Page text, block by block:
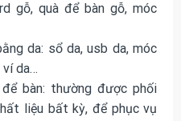
gỗ, quà để bàn gỗ, móc
da: sổ da, usb da, móc
ví da…
bàn: thường được phối
liệu bất kỳ, để phục vụ